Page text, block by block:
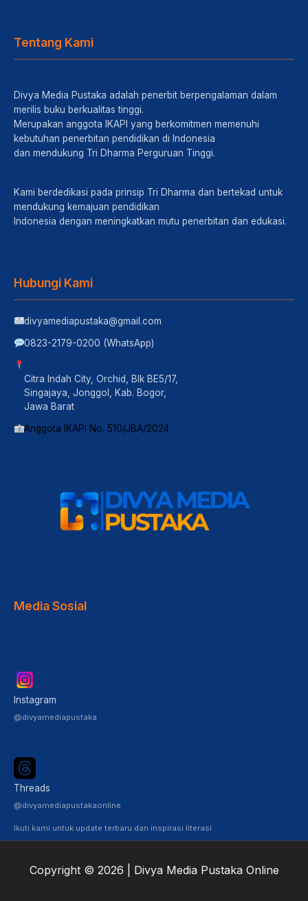
Tentang Kami
Divya Media Pustaka adalah penerbit berpengalaman dalam
merilis buku berkualitas tinggi.
Merupakan anggota IKAPI yang berkomitmen memenuhi
kebutuhan penerbitan pendidikan di Indonesia
dan mendukung Tri Dharma Perguruan Tinggi.
Kami berdedikasi pada prinsip Tri Dharma dan bertekad untuk
mendukung kemajuan pendidikan
Indonesia dengan meningkatkan mutu penerbitan dan edukasi.
Hubungi Kami
divyamediapustaka@gmail.com
0823-2179-0200 (WhatsApp)
Citra Indah City, Orchid, Blk BE5/17,
Singajaya, Jonggol, Kab. Bogor,
Jawa Barat
Anggota IKAPI No. 510/JBA/2024
Media Sosial
Instagram
@divyamediapustaka
Threads
@divyamediapustakaonline
Ikuti kami untuk update terbaru dan inspirasi literasi
Copyright © 2026 | Divya Media Pustaka Online